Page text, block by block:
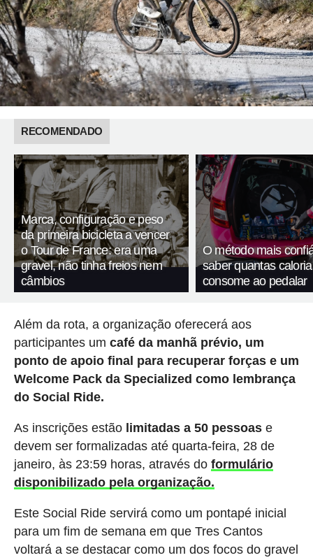
RECOMENDADO
Marca, configuração e peso
da primeira bicicleta a vencer
o Tour de France: era uma
gravel, não tinha freios nem
câmbios
O método mais
saber quantas
consome ao pedalar
Além da rota, a organização oferecerá aos
participantes um café da manhã prévio, um
ponto de apoio final para recuperar forças e um
Welcome Pack da Specialized como lembrança
do Social Ride.
As inscrições estão limitadas a 50 pessoase
devem ser formalizadas até quarta-feira, 28 de
janeiro, às 23:59 horas, através do formulário
disponibilizado pela organização.
Este Social Ride servirá como um pontapé inicial
para um fim de semana em que Tres Cantos
voltará a se destacar como um dos focos do gravel